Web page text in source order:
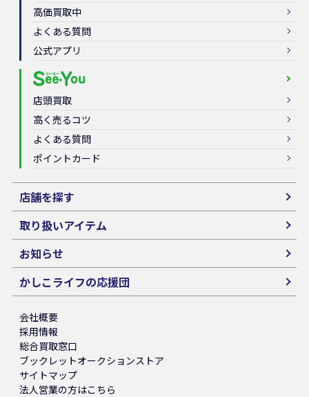
高価買取中
よくある質問
公式アプリ
店頭買取
高く売るコツ
よくある質問
ポイントカード
店舗を探す
取り扱いアイテム
お知らせ
かしこライフの応援団
会社概要
採用情報
総合買取窓口
ブックレットオークションストア
サイトマップ
法人営業の方はこちら